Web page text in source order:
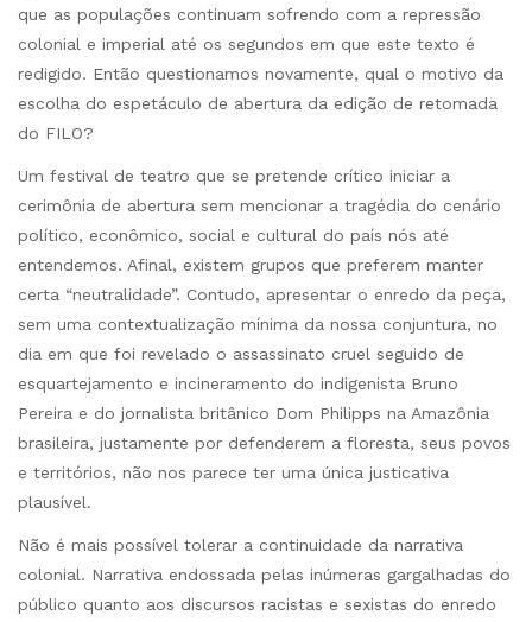
que as populações continuam sofrendo com a repressão
colonial e imperial até os segundos em que este texto é
redigido. Então questionamos novamente, qual o motivo da
escolha do espetáculo de abertura da edição de retomada
do FILO?
Um festival de teatro que se pretende crítico iniciar a
cerimônia de abertura sem mencionar a tragédia do cenário
político, econômico, social e cultural do país nós até
entendemos. Afinal, existem grupos que preferem manter
certa “neutralidade”. Contudo, apresentar o enredo da peça,
sem uma contextualização mínima da nossa conjuntura, no
dia em que foi revelado o assassinato cruel seguido de
esquartejamento e incineramento do indigenista Bruno
Pereira e do jornalista britânico Dom Philipps na Amazônia
brasileira, justamente por defenderem a floresta, seus povos
e territórios, não nos parece ter uma única justicativa
plausível.
Não é mais possível tolerar a continuidade da narrativa
colonial. Narrativa endossada pelas inúmeras gargalhadas do
público quanto aos discursos racistas e sexistas do enredo